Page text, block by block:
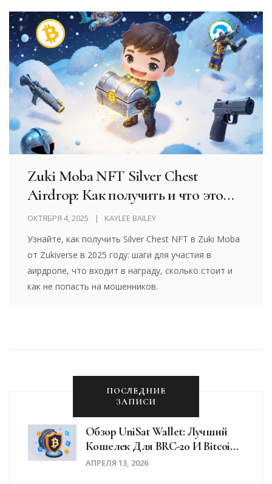
Zuki Moba NFT Silver Chest
Airdrop: Как получить и что это
такое в 2025 году
ОКТЯБРЯ 4, 2025 KAYLEE BAILEY
Узнайте, как получить Silver Chest NFT в Zuki Moba
от Zukiverse в 2025 году: шаги для участия в
аирдропе, что входит в награду, сколько стоит и
как не попасть на мошенников.
ПОСЛЕДНИЕ
ЗАПИСИ
Обзор UniSat Wallet: Лучший
Кошелек Для BRC-20 И Bitcoin
Ordinals
АПРЕЛЯ 13, 2026